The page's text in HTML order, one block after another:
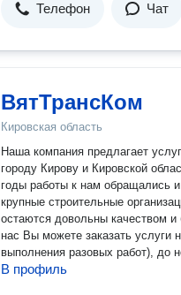
Телефон Чат
ВятТрансКом
Кировская область
Наша компания предлагает
городу Кирову и Кировской
годы работы к нам обращались
крупные строительные
остаются довольны качеством и
нас Вы можете заказать услуги
выполнения разовых работ), до
В профиль